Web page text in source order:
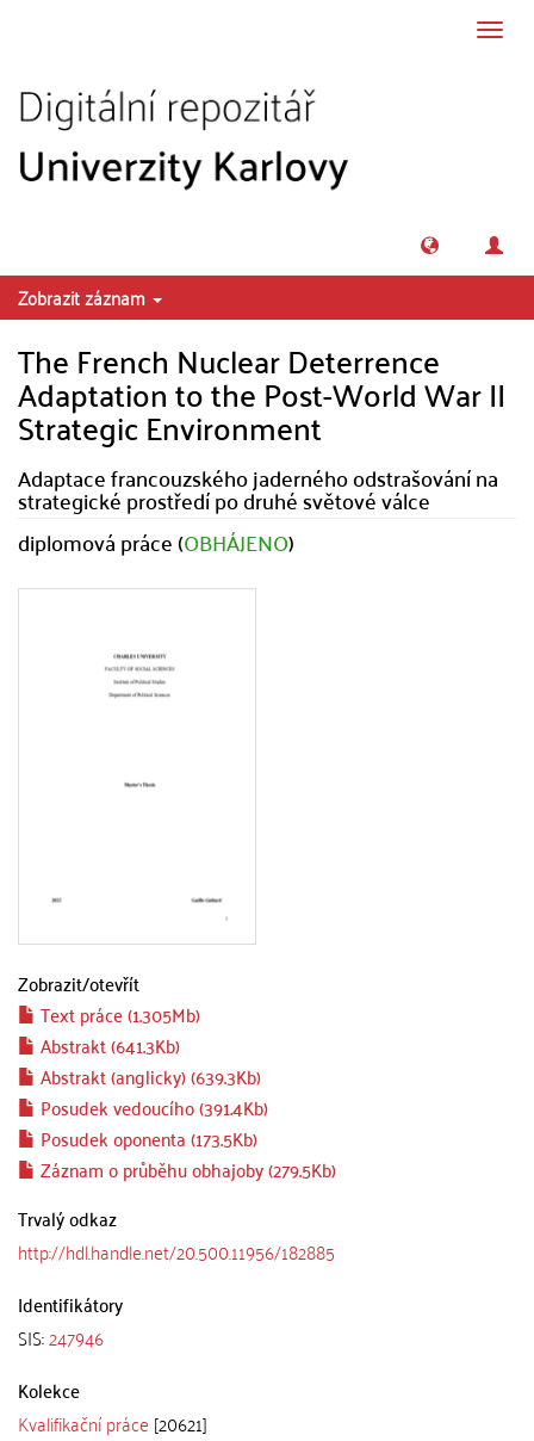
Zobrazit záznam
The French Nuclear Deterrence
Adaptation to the Post-World War II
Strategic Environment
Adaptace francouzského jaderného odstrašování na
strategické prostředí po druhé světové válce
diplomová práce (OBHÁJENO)
Zobrazit/otevřít
Text práce (1.305Mb)
Abstrakt (641.3Kb)
Abstrakt (anglicky) (639.3Kb)
Posudek vedoucího (391.4Kb)
Posudek oponenta (173.5Kb)
Záznam o průběhu obhajoby (279.5Kb)
Trvalý odkaz
http://hdl.handle.net/20.500.11956/182885
Identifikátory
SIS:247946
Kolekce
Kvalifikační práce [20621]